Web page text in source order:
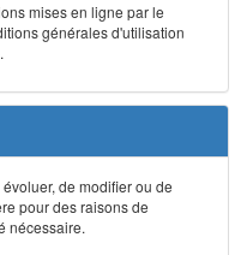
mises en ligne par le
générales d'utilisation
de modifier ou de
pour des raisons de
nécessaire.